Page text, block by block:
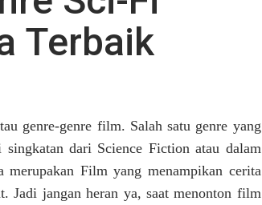
Terbaik
genre-genre film. Salah satu genre yang
dari Science Fiction atau dalam
Film yang menampikan cerita
Jadi jangan heran ya, saat menonton film